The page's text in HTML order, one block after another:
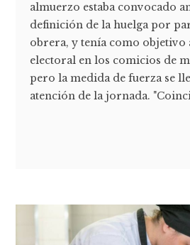
almuerzo estaba convocado
definición de la huelga por
obrera, y tenía como objetivo
electoral en los comicios de
pero la medida de fuerza se
atención de la jornada.